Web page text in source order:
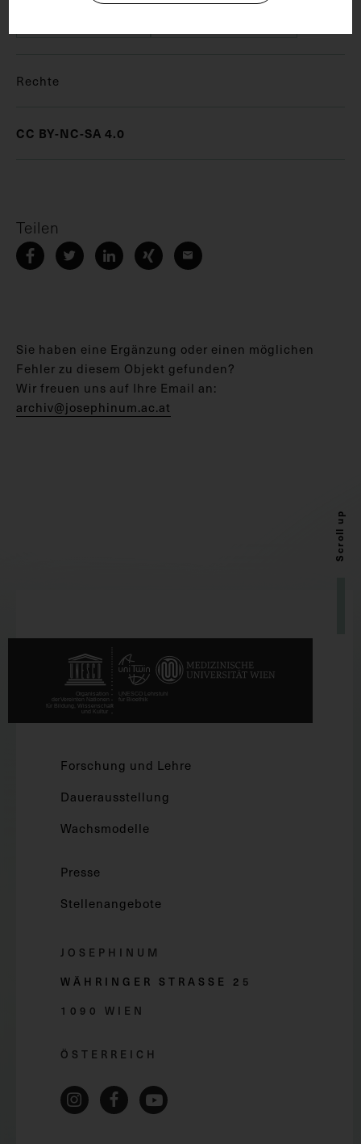
Rechte
CC BY-NC-SA 4.0
Teilen
Sie haben eine Ergänzung oder einen möglichen
Fehler zu diesem Objekt gefunden?
Wir freuen uns auf Ihre Email an:
archiv@josephinum.ac.at
Scroll up
Forschung und Lehre
Dauerausstellung
Wachsmodelle
Presse
Stellenangebote
JOSEPHINUM
WÄHRINGER STRASSE 2 5
1090 WIEN
ÖSTERREICH